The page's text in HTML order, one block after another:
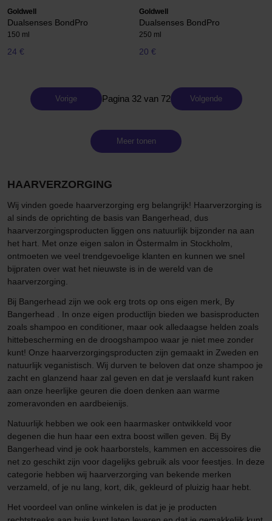
Goldwell
Dualsenses BondPro
150 ml
24 €
Goldwell
Dualsenses BondPro
250 ml
20 €
Vorige Pagina 32 van 72 Volgende
Meer tonen
HAARVERZORGING
Wij vinden goede haarverzorging erg belangrijk! Haarverzorging is
al sinds de oprichting de basis van Bangerhead, dus
haarverzorgingsproducten liggen ons natuurlijk bijzonder na aan
het hart. Met onze eigen salon in Östermalm in Stockholm,
ontmoeten we veel trendgevoelige klanten en kunnen we snel
bijpraten over wat het nieuwste is in de wereld van de
haarverzorging.
Bij Bangerhead zijn we ook erg trots op ons eigen merk, By
Bangerhead . In onze eigen productlijn bieden we basisproducten
zoals shampoo en conditioner, maar ook alledaagse helden zoals
hittebescherming en de droogshampoo waar je niet mee zonder
kunt! Onze haarverzorgingsproducten zijn gemaakt in Zweden en
natuurlijk veganistisch. Wij durven te beloven dat onze shampoo je
zacht en glanzend haar zal geven en dat je verslaafd kunt raken
aan onze heerlijke geuren die doen denken aan warme
zomeravonden en aardbeienijs.
Natuurlijk hebben we ook een haarmasker ontwikkeld voor
degenen die hun haar een extra boost willen geven. Bij By
Bangerhead vind je ook haarborstels, kammen en accessoires die
net zo geschikt zijn voor dagelijks gebruik als voor feestjes. In deze
categorie hebben wij haarverzorging van bekende merken
verzameld, of je nu lang, kort, dik, gekleurd of pluizig haar hebt.
Het voordeel van online winkelen is dat je je producten